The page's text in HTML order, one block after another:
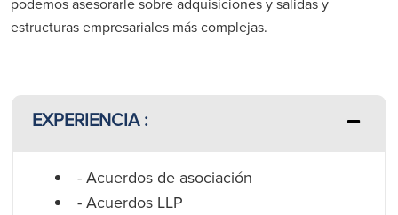
podemos asesorarle sobre adquisiciones y salidas y
estructuras empresariales más complejas.
EXPERIENCIA :
- Acuerdos de asociación
- Acuerdos LLP